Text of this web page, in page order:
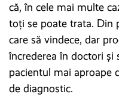
că, în cele mai multe
toți se poate trata. Din
care să vindece, dar
încrederea în doctori
pacientul mai aproape
de diagnostic.